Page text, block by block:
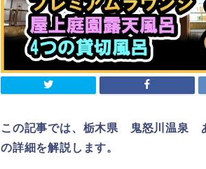
この記事では、栃木県 鬼怒川温泉
の詳細を解説します。